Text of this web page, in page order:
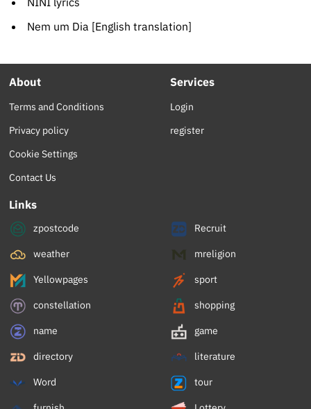
Nem um Dia [English translation]
About
Terms and Conditions
Privacy policy
Cookie Settings
Contact Us
Services
Login
register
Links
zpostcode Recruit
weather mreligion
Yellowpages sport
constellation shopping
name game
directory literature
Word tour